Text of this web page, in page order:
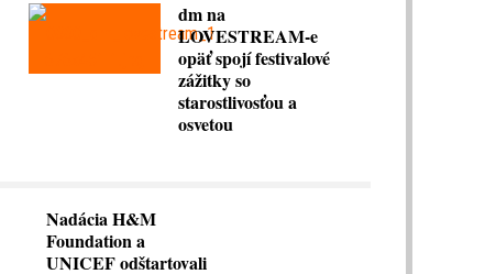
dm na
LOVESTREAM-e
opäť spojí festivalové
zážitky so
starostlivosťou a
osvetou
Nadácia H&M
Foundation a
UNICEF odštartovali